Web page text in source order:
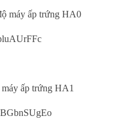
máy ấp trứng HA0
ấp trứng HA1